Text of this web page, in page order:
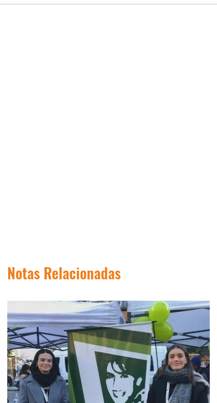
Notas Relacionadas